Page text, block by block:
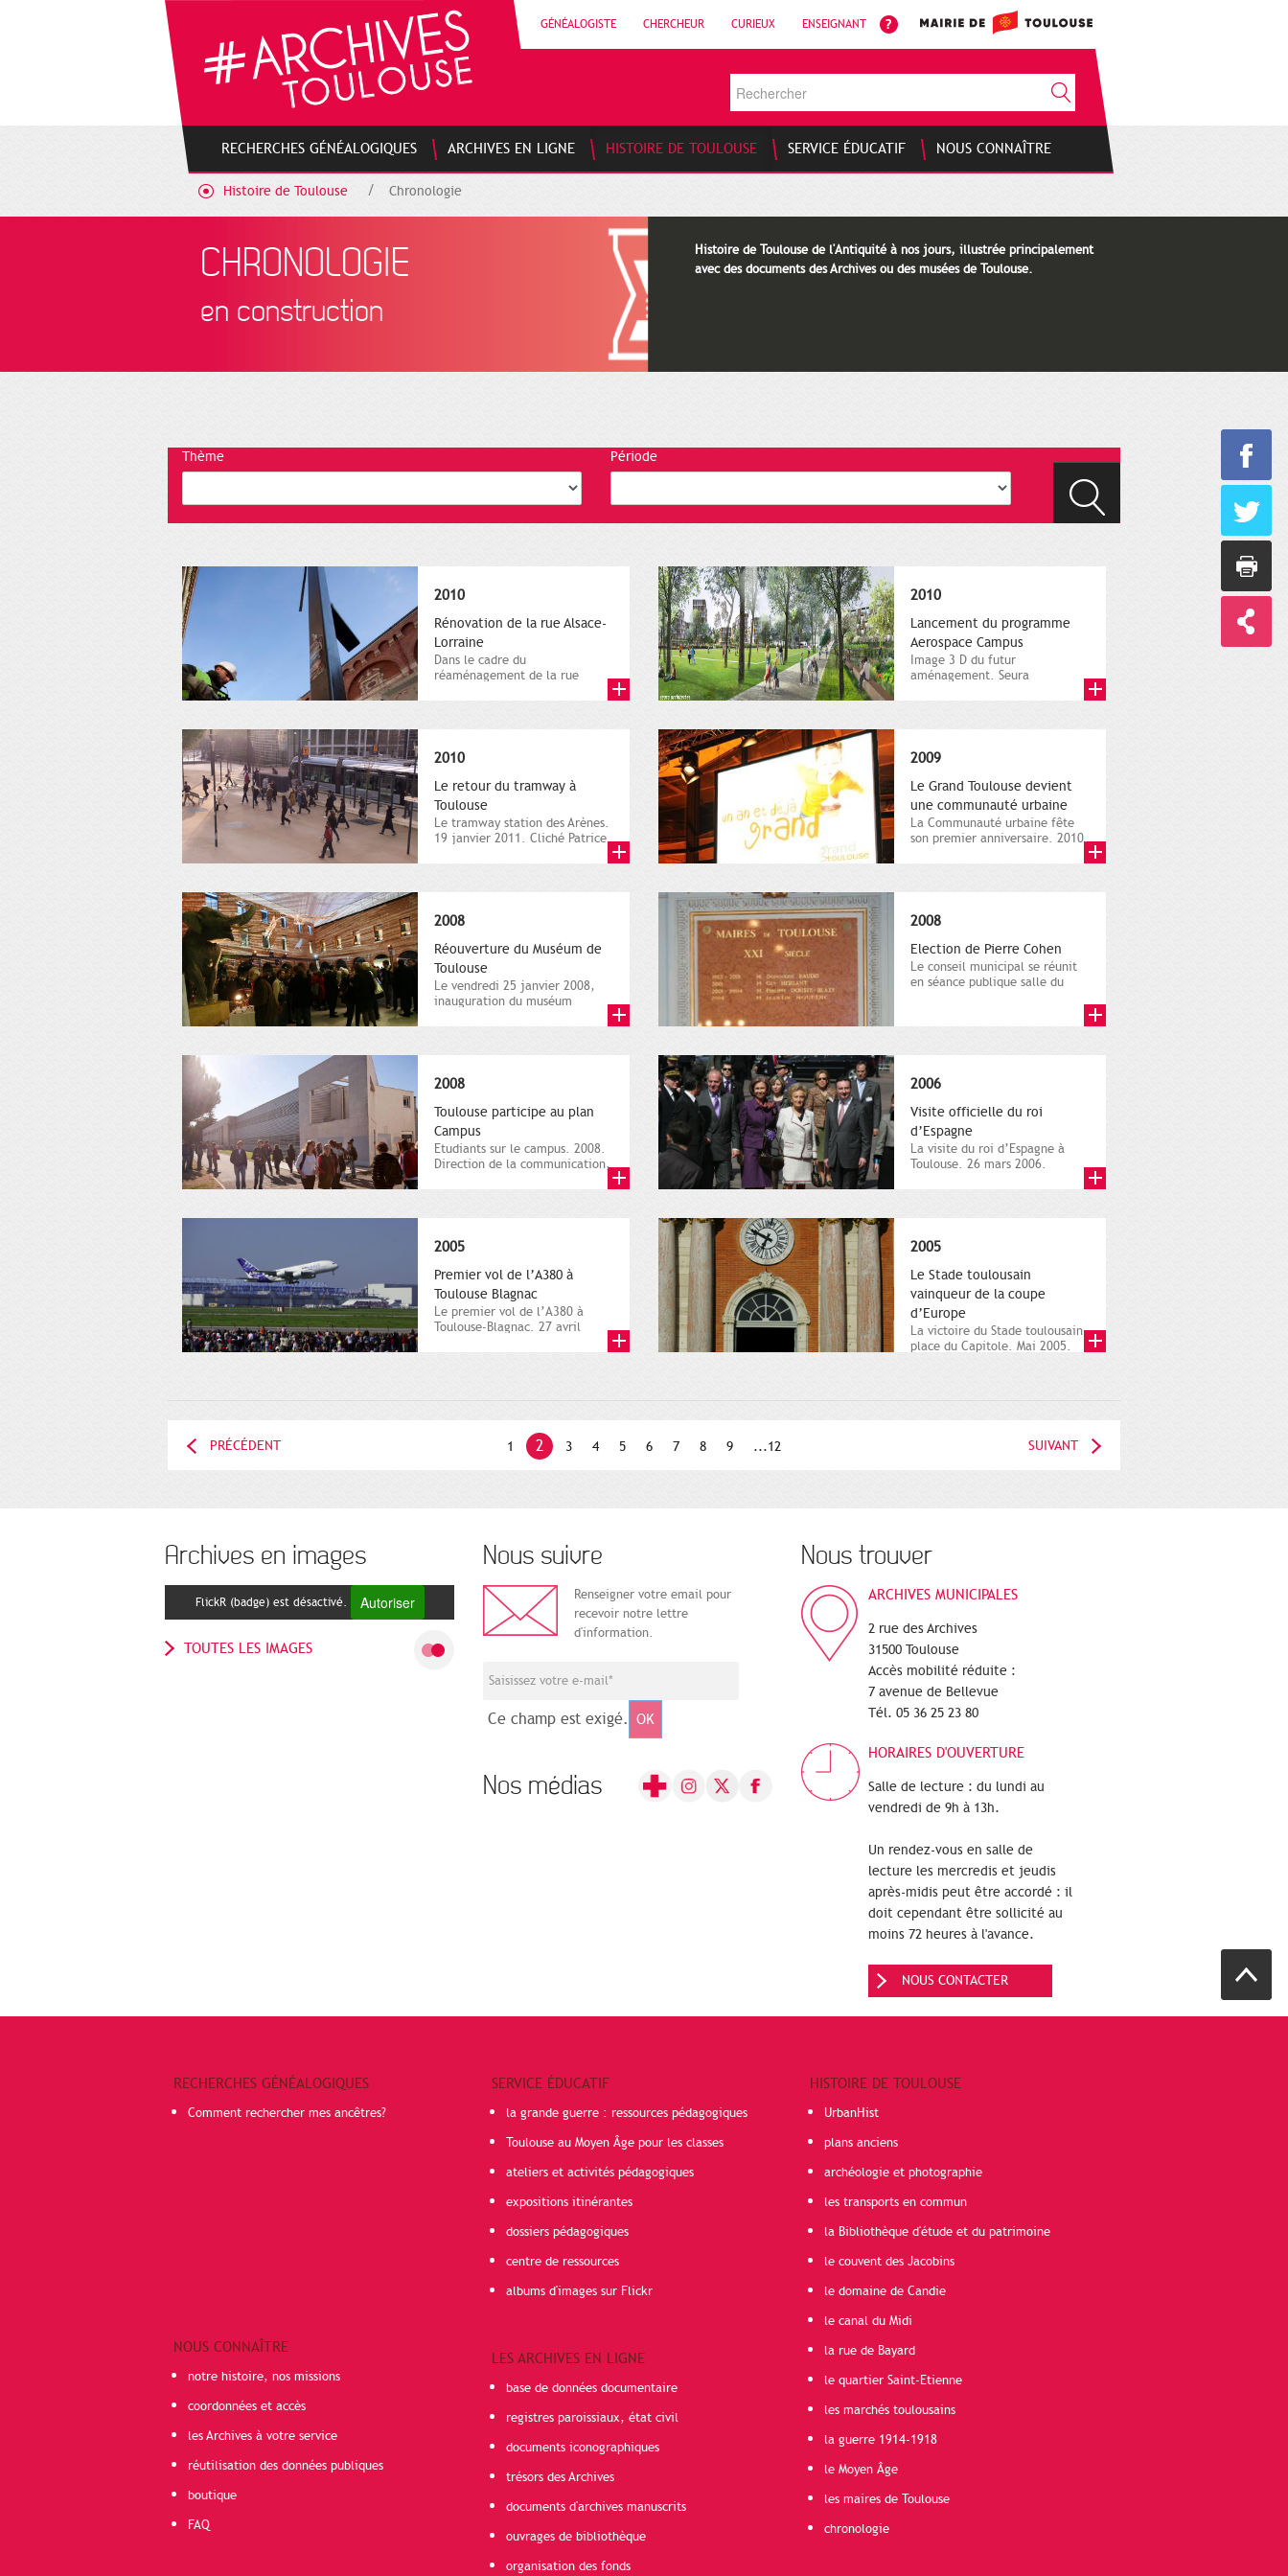
GÉNÉALOGISTE CHERCHEUR CURIEUX ENSEIGNANT
RECHERCHES GÉNÉALOGIQUES ARCHIVES EN LIGNE HISTOIRE DE TOULOUSE SERVICE ÉDUCATIF NOUS CONNAÎTRE
Histoire de Toulouse Chronologie
CHRONOLOGIE
en construction
Histoire de Toulouse de l'Antiquité à nos jours, illustrée principalement
avec des documents des Archives ou des musées de Toulouse.
Thème Période
2010
Rénovation de la rue Alsace-
Lorraine
Dans le cadre du
réaménagement de la rue
2010
Lancement du programme
Aerospace Campus
Image 3 D du futur
aménagement. Seura
2010
Le retour du tramway à
Toulouse
Le tramway station des Arènes.
19 janvier 2011. Cliché Patrice
2009
Le Grand Toulouse devient
une communauté urbaine
La Communauté urbaine fête
son premier anniversaire. 2010.
2008
Réouverture du Muséum de
Toulouse
Le vendredi 25 janvier 2008,
inauguration du muséum
2008
Election de Pierre Cohen
Le conseil municipal se réunit
en séance publique salle du
2008
Toulouse participe au plan
Campus
Etudiants sur le campus. 2008.
Direction de la communication,
2006
Visite officielle du roi
d’Espagne
La visite du roi d’Espagne à
Toulouse. 26 mars 2006.
2005
Premier vol de l’A380 à
Toulouse Blagnac
Le premier vol de l’A380 à
Toulouse-Blagnac. 27 avril
2005
Le Stade toulousain
vainqueur de la coupe
d’Europe
La victoire du Stade toulousain
place du Capitole. Mai 2005.
1 2 3 4 5 6 7 8 9 ...12
PRÉCÉDENT SUIVANT
Archives en images
FlickR (badge) est désactivé. Autoriser
TOUTES LES IMAGES
Nous suivre
Renseigner votre email pour
recevoir notre lettre
d'information.
Ce champ est exigé. OK
Nos médias
Nous trouver
ARCHIVES MUNICIPALES
2 rue des Archives
31500 Toulouse
Accès mobilité réduite :
7 avenue de Bellevue
Tél. 05 36 25 23 80
HORAIRES D'OUVERTURE
Salle de lecture : du lundi au
vendredi de 9h à 13h.
Un rendez-vous en salle de
lecture les mercredis et jeudis
après-midis peut être accordé : il
doit cependant être sollicité au
moins 72 heures à l'avance.
NOUS CONTACTER
RECHERCHES GÉNÉALOGIQUES
Comment rechercher mes ancêtres?
NOUS CONNAÎTRE
notre histoire, nos missions
coordonnées et accès
les Archives à votre service
réutilisation des données publiques
boutique
FAQ
SERVICE ÉDUCATIF
la grande guerre : ressources pédagogiques
Toulouse au Moyen Âge pour les classes
ateliers et activités pédagogiques
expositions itinérantes
dossiers pédagogiques
centre de ressources
albums d'images sur Flickr
LES ARCHIVES EN LIGNE
base de données documentaire
registres paroissiaux, état civil
documents iconographiques
trésors des Archives
documents d'archives manuscrits
ouvrages de bibliothèque
organisation des fonds
HISTOIRE DE TOULOUSE
UrbanHist
plans anciens
archéologie et photographie
les transports en commun
la Bibliothèque d'étude et du patrimoine
le couvent des Jacobins
le domaine de Candie
le canal du Midi
la rue de Bayard
le quartier Saint-Etienne
les marchés toulousains
la guerre 1914-1918
le Moyen Âge
les maires de Toulouse
chronologie
Gestion de vos préférences sur les cookies